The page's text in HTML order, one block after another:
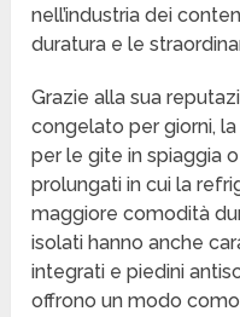
nell’industria dei
duratura e le
Grazie alla sua
congelato per giorni,
per le gite in spiaggia
prolungati in cui la
maggiore comodità
isolati hanno anche
integrati e piedini
offrono un modo